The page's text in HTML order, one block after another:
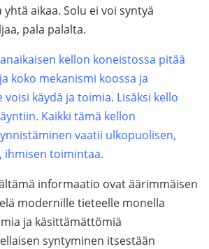
aikaa. Solu ei voi syntyä
pala palalta.
kellon koneistossa pitää
koko mekanismi koossa ja
käydä ja toimia. Lisäksi kello
Kaikki tämä kellon
vaatii ulkopuolisen,
ihmisen toimintaa.
informaatio ovat äärimmäisen
modernille tieteelle monella
ja käsittämättömiä
syntyminen itsestään